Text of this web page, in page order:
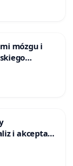
mózgu i
i akceptacji